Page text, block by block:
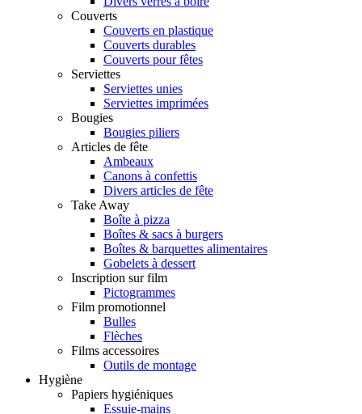
Couverts
Couverts en plastique
Couverts durables
Couverts pour fêtes
Serviettes
Serviettes unies
Serviettes imprimées
Bougies
Bougies piliers
Articles de fête
Ambeaux
Canons à confettis
Divers articles de fête
Take Away
Boîte à pizza
Boîtes & sacs à burgers
Boîtes & barquettes alimentaires
Gobelets à dessert
Inscription sur film
Pictogrammes
Film promotionnel
Bulles
Flèches
Films accessoires
Outils de montage
Hygiène
Papiers hygiéniques
Essuie-mains